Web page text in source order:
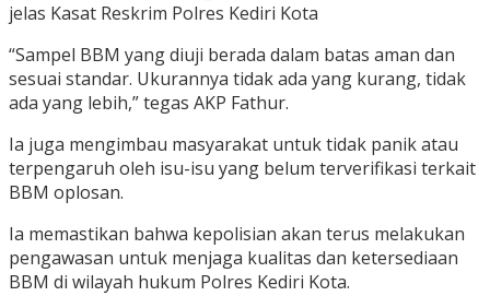
jelas Kasat Reskrim Polres Kediri Kota
“Sampel BBM yang diuji berada dalam batas aman dan
sesuai standar. Ukurannya tidak ada yang kurang, tidak
ada yang lebih,” tegas AKP Fathur.
Ia juga mengimbau masyarakat untuk tidak panik atau
terpengaruh oleh isu-isu yang belum terverifikasi terkait
BBM oplosan.
Ia memastikan bahwa kepolisian akan terus melakukan
pengawasan untuk menjaga kualitas dan ketersediaan
BBM di wilayah hukum Polres Kediri Kota.